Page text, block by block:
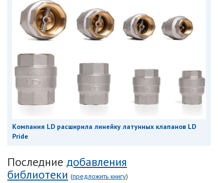
Компания LD расширила линейку латунных клапанов LD
Pride
Последние добавления
библиотеки (предложить книгу)